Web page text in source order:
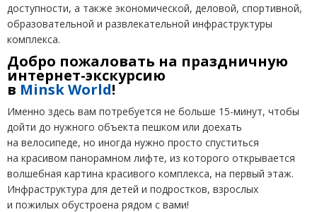
доступности, а также экономической, деловой, спортивной,
образовательной и развлекательной инфраструктуры
комплекса.
Добро пожаловать на праздничную
интернет-экскурсию
в MinskWorld!
Именно здесь вам потребуется не больше 15-минут, чтобы
дойти до нужного объекта пешком или доехать
на велосипеде, но иногда нужно просто спуститься
на красивом панорамном лифте, из которого открывается
волшебная картина красивого комплекса, на первый этаж.
Инфраструктура для детей и подростков, взрослых
и пожилых обустроена рядом с вами!